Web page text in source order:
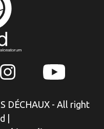
DÉCHAUX - All right